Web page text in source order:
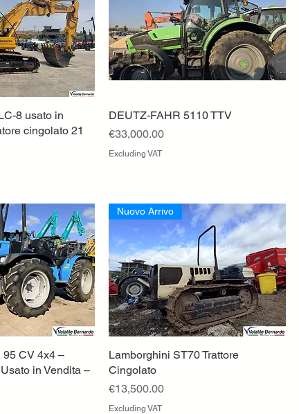
View
8 usato in
cingolato 21
Quick View
DEUTZ-FAHR 5110 TTV
Price
€33,000.00
Excluding VAT
View
CV 4x4 –
in Vendita –
Quick View
Nuovo Arrivo
Lamborghini ST70 Trattore
Cingolato
Price
€13,500.00
Excluding VAT